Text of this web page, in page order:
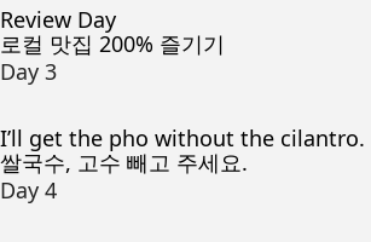
Review Day
로컬 맛집 200% 즐기기
Day 3
I’ll get the pho without the cilantro.
쌀국수, 고수 빼고 주세요.
Day 4